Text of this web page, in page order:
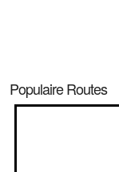
Populaire Routes